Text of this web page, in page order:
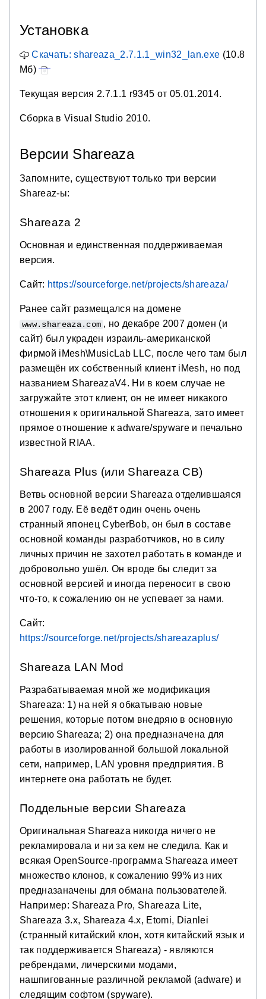
Установка
Скачать: shareaza_2.7.1.1_win32_lan.exe (10.8
Мб)
Текущая версия 2.7.1.1 r9345 от 05.01.2014.
Сборка в Visual Studio 2010.
Версии Shareaza
Запомните, существуют только три версии
Shareaz-ы:
Shareaza 2
Основная и единственная поддерживаемая
версия.
Сайт: https://sourceforge.net/projects/shareaza/
Ранее сайт размещался на домене
www.shareaza.com , но декабре 2007 домен (и
сайт) был украден израиль-американской
фирмой iMesh\MusicLab LLC, после чего там был
размещён их собственный клиент iMesh, но под
названием ShareazaV4. Ни в коем случае не
загружайте этот клиент, он не имеет никакого
отношения к оригинальной Shareaza, зато имеет
прямое отношение к adware/spyware и печально
известной RIAA.
Shareaza Plus (или Shareaza CB)
Ветвь основной версии Shareaza отделившаяся
в 2007 году. Её ведёт один очень очень
странный японец CyberBob, он был в составе
основной команды разработчиков, но в силу
личных причин не захотел работать в команде и
добровольно ушёл. Он вроде бы следит за
основной версией и иногда переносит в свою
что-то, к сожалению он не успевает за нами.
Сайт:
https://sourceforge.net/projects/shareazaplus/
Shareaza LAN Mod
Разрабатываемая мной же модификация
Shareaza: 1) на ней я обкатываю новые
решения, которые потом внедряю в основную
версию Shareaza; 2) она предназначена для
работы в изолированной большой локальной
сети, например, LAN уровня предприятия. В
интернете она работать не будет.
Поддельные версии Shareaza
Оригинальная Shareaza никогда ничего не
рекламировала и ни за кем не следила. Как и
всякая OpenSource-программа Shareaza имеет
множество клонов, к сожалению 99% из них
предназаначены для обмана пользователей.
Например: Shareaza Pro, Shareaza Lite,
Shareaza 3.x, Shareaza 4.x, Etomi, Dianlei
(странный китайский клон, хотя китайский язык и
так поддерживается Shareaza) - являются
ребрендами, личерскими модами,
нашпигованные различной рекламой (adware) и
следящим софтом (spyware).